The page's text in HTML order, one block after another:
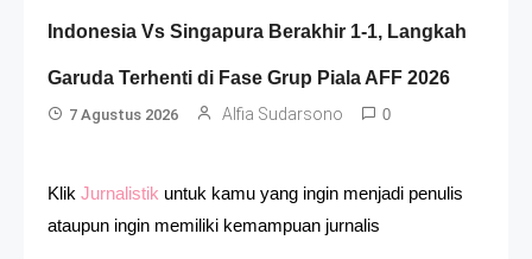
Indonesia Vs Singapura Berakhir 1-1, Langkah
Garuda Terhenti di Fase Grup Piala AFF 2026
7 Agustus 2026 Alfia Sudarsono 0
Klik Jurnalistik untuk kamu yang ingin menjadi penulis
ataupun ingin memiliki kemampuan jurnalis